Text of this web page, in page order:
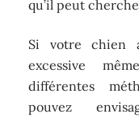
qu’il peut
Si votre chien
excessive
différentes
pouvez